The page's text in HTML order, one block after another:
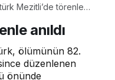
Mezitli’de törenle
anıldı
ölümünün 82.
düzenlenen
önünde